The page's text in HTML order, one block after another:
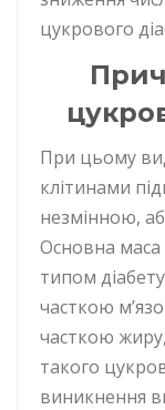
цукрового
При цьому
клітинами
незмінною,
Основна маса
типом
часткою
часткою
такого
виникнення